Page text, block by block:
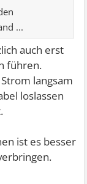
...
auch erst
führen.
langsam
loslassen
ist es besser